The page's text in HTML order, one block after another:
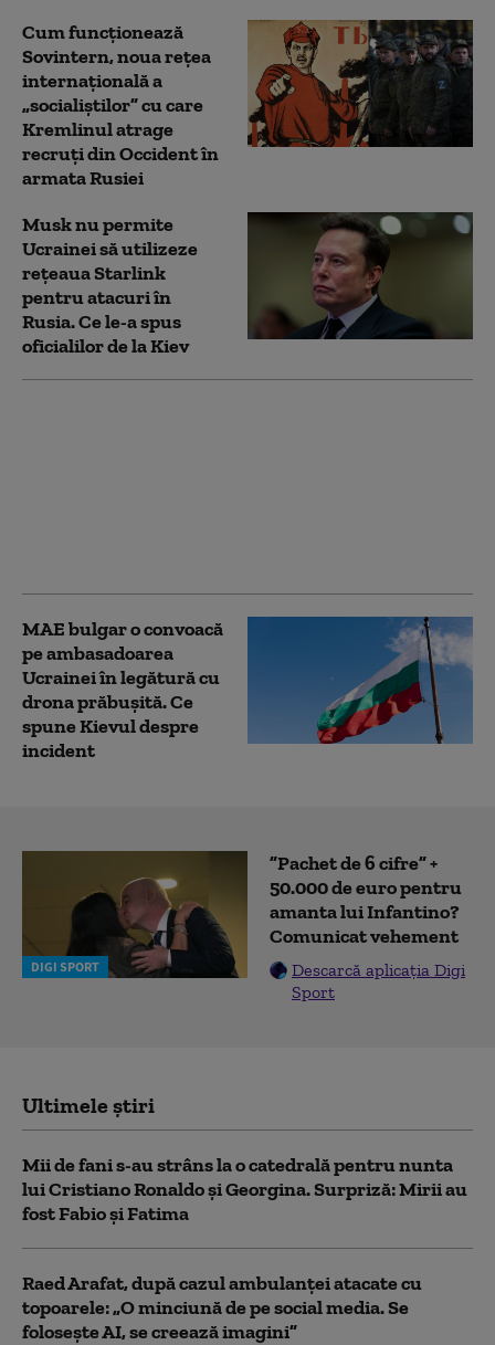
Cum funcționează
Sovintern, noua rețea
internațională a
„socialiștilor” cu care
Kremlinul atrage
recruți din Occident în
armata Rusiei
Musk nu permite
Ucrainei să utilizeze
reţeaua Starlink
pentru atacuri în
Rusia. Ce le-a spus
oficialilor de la Kiev
MAE bulgar o convoacă
pe ambasadoarea
Ucrainei în legătură cu
drona prăbuşită. Ce
spune Kievul despre
incident
DIGI SPORT
”Pachet de 6 cifre” +
50.000 de euro pentru
amanta lui Infantino?
Comunicat vehement
Descarcă aplicația Digi
Sport
Ultimele știri
Mii de fani s-au strâns la o catedrală pentru nunta
lui Cristiano Ronaldo şi Georgina. Surpriză: Mirii au
fost Fabio şi Fatima
Raed Arafat, după cazul ambulanței atacate cu
topoarele: „O minciună de pe social media. Se
folosește AI, se creează imagini”